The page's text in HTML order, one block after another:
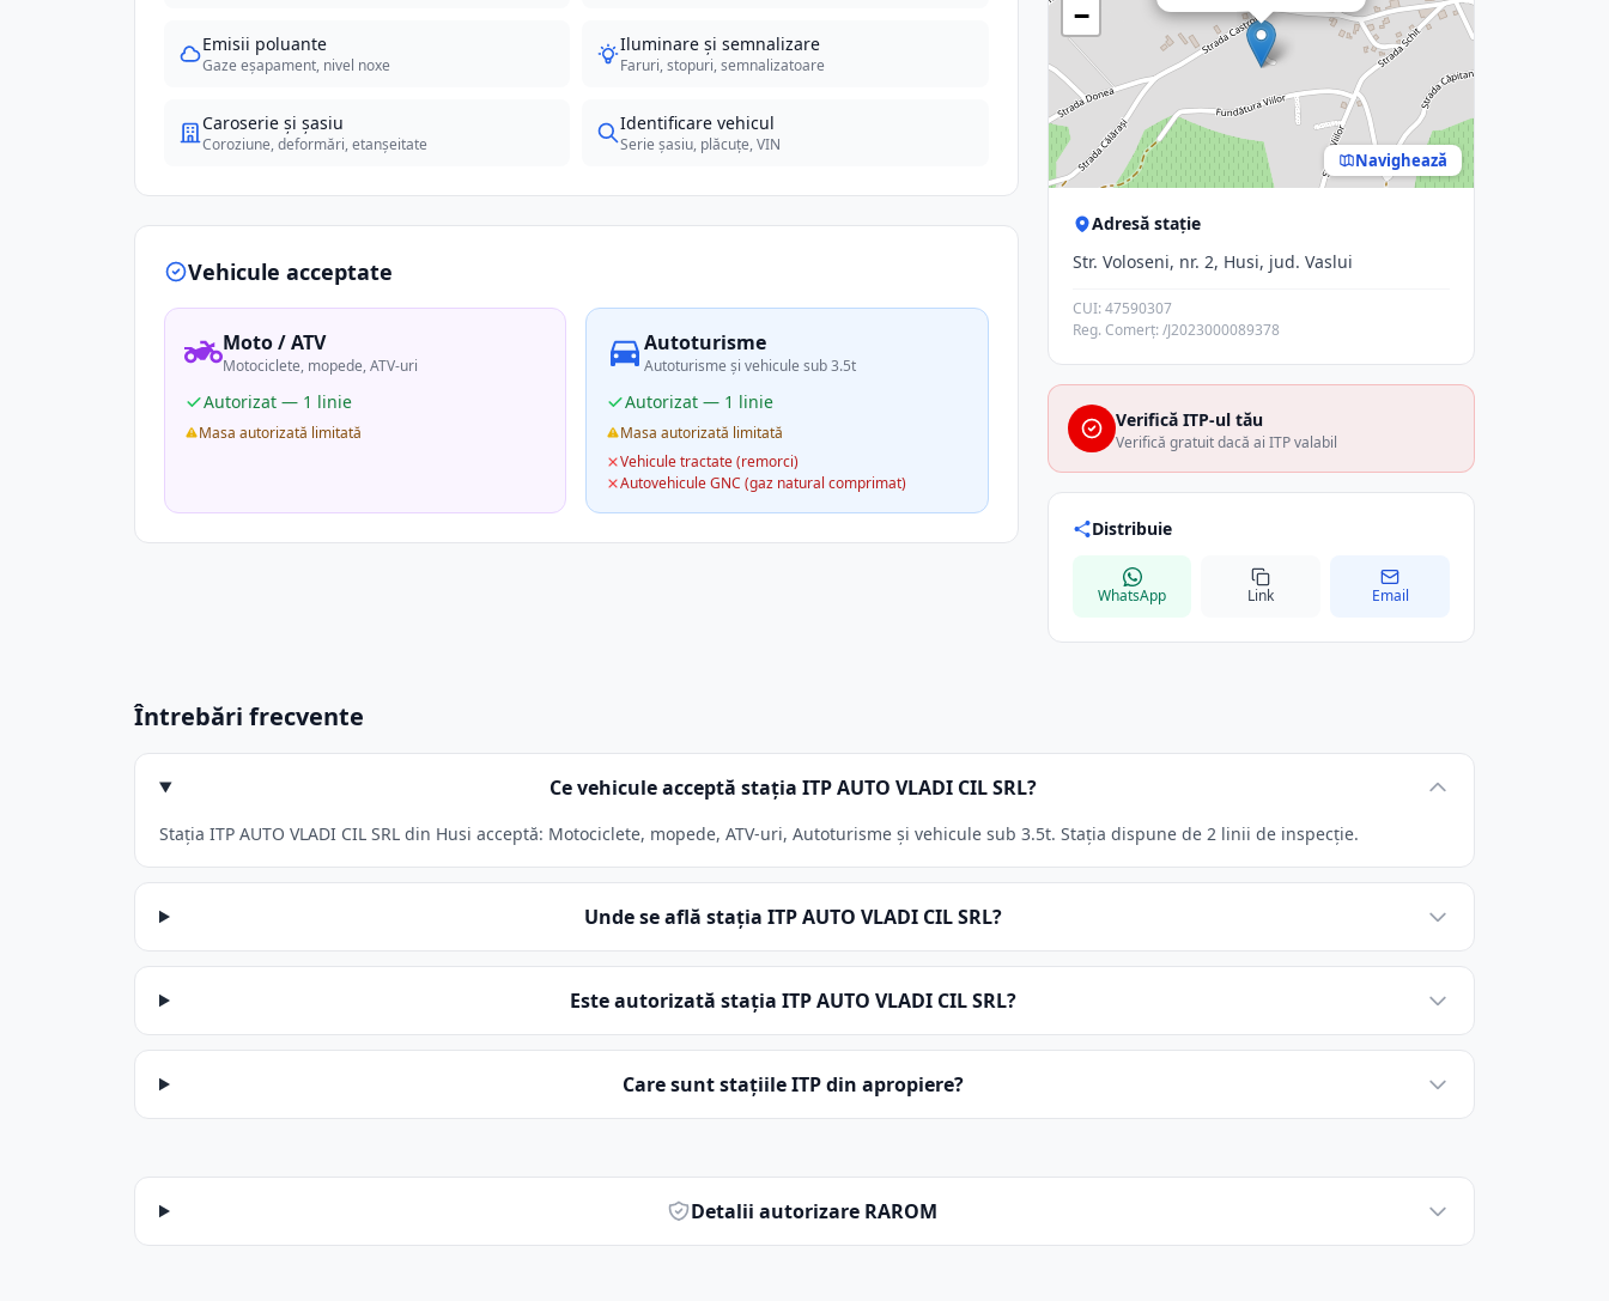
Emisii poluante
Gaze eșapament, nivel noxe
Iluminare și semnalizare
Faruri, stopuri, semnalizatoare
Caroserie și șasiu
Coroziune, deformări, etanșeitate
Identificare vehicul
Serie șasiu, plăcuțe, VIN
Vehicule acceptate
Moto / ATV
Motociclete, mopede, ATV-uri
Autorizat — 1 linie
Masa autorizată limitată
Autoturisme
Autoturisme și vehicule sub 3.5t
Autorizat — 1 linie
Masa autorizată limitată
Vehicule tractate (remorci)
Autovehicule GNC (gaz natural comprimat)
−
Navighează
Adresă stație
Str. Voloseni, nr. 2, Husi, jud. Vaslui
CUI: 47590307
Reg. Comerț: /J2023000089378
Verifică ITP-ul tău
Verifică gratuit dacă ai ITP valabil
Distribuie
WhatsApp Link Email
Întrebări frecvente
Ce vehicule acceptă stația ITP AUTO VLADI CIL SRL?
Stația ITP AUTO VLADI CIL SRL din Husi acceptă: Motociclete, mopede, ATV-uri, Autoturisme și vehicule sub 3.5t. Stația dispune de 2 linii de inspecție.
Unde se află stația ITP AUTO VLADI CIL SRL?
Este autorizată stația ITP AUTO VLADI CIL SRL?
Care sunt stațiile ITP din apropiere?
Detalii autorizare RAROM